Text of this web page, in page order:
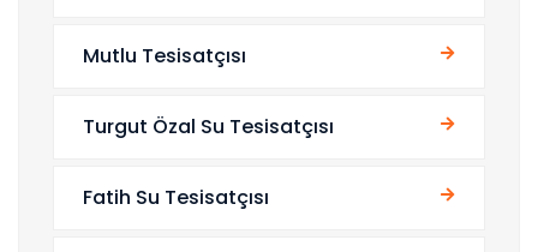
Mutlu Tesisatçısı
Turgut Özal Su Tesisatçısı
Fatih Su Tesisatçısı